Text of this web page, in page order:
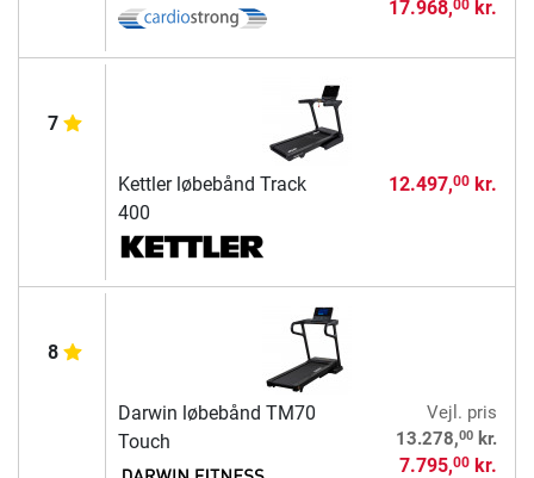
17.968,00kr.
7
Kettler løbebånd Track
400
12.497,00kr.
8
Darwin løbebånd TM70
Touch
Vejl. pris
13.278,00kr.
7.795,00kr.